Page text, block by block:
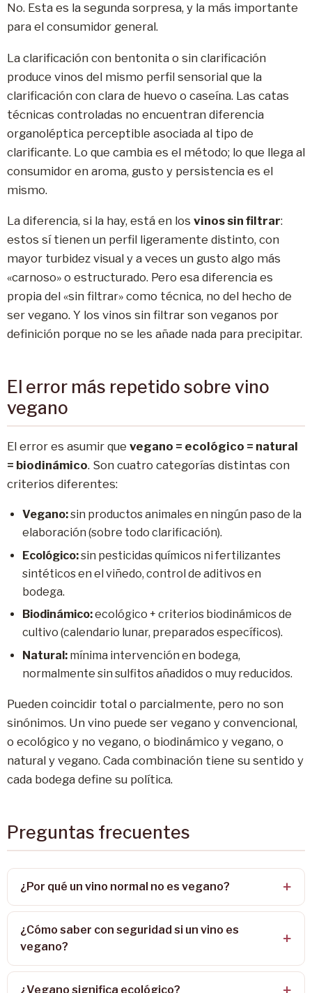
No. Esta es la segunda sorpresa, y la más importante
para el consumidor general.
La clarificación con bentonita o sin clarificación
produce vinos del mismo perfil sensorial que la
clarificación con clara de huevo o caseína. Las catas
técnicas controladas no encuentran diferencia
organoléptica perceptible asociada al tipo de
clarificante. Lo que cambia es el método; lo que llega al
consumidor en aroma, gusto y persistencia es el
mismo.
La diferencia, si la hay, está en los vinos sin filtrar:
estos sí tienen un perfil ligeramente distinto, con
mayor turbidez visual y a veces un gusto algo más
«carnoso» o estructurado. Pero esa diferencia es
propia del «sin filtrar» como técnica, no del hecho de
ser vegano. Y los vinos sin filtrar son veganos por
definición porque no se les añade nada para precipitar.
El error más repetido sobre vino
vegano
El error es asumir que vegano = ecológico = natural
= biodinámico. Son cuatro categorías distintas con
criterios diferentes:
Vegano:sin productos animales en ningún paso de la
elaboración (sobre todo clarificación).
Ecológico:sin pesticidas químicos ni fertilizantes
sintéticos en el viñedo, control de aditivos en
bodega.
Biodinámico:ecológico + criterios biodinámicos de
cultivo (calendario lunar, preparados específicos).
Natural: mínima intervención en bodega,
normalmente sin sulfitos añadidos o muy reducidos.
Pueden coincidir total o parcialmente, pero no son
sinónimos. Un vino puede ser vegano y convencional,
o ecológico y no vegano, o biodinámico y vegano, o
natural y vegano. Cada combinación tiene su sentido y
cada bodega define su política.
Preguntas frecuentes
¿Por qué un vino normal no es vegano?
¿Cómo saber con seguridad si un vino es
vegano?
¿Vegano significa ecológico?